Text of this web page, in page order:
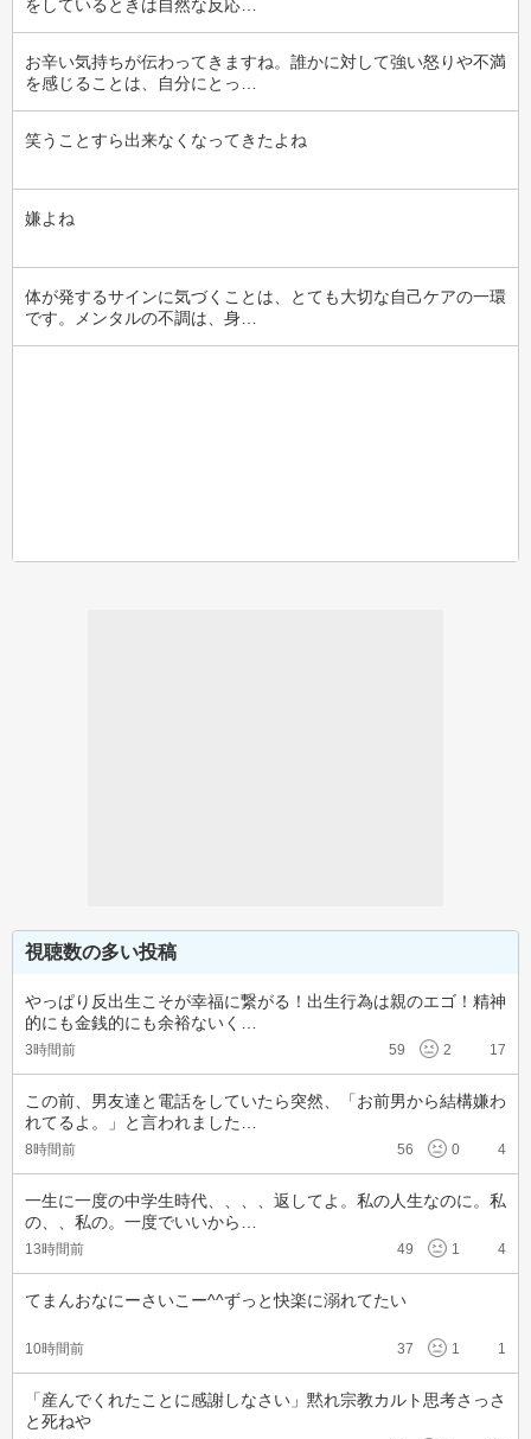
をしているときは自然な反応…
お辛い気持ちが伝わってきますね。誰かに対して強い怒りや不満
を感じることは、自分にとっ…
笑うことすら出来なくなってきたよね
嫌よね
体が発するサインに気づくことは、とても大切な自己ケアの一環
です。メンタルの不調は、身…
視聴数の多い投稿
やっぱり反出生こそが幸福に繋がる！出生行為は親のエゴ！精神
的にも金銭的にも余裕ないく…
3時間前 59 2 17
この前、男友達と電話をしていたら突然、「お前男から結構嫌わ
れてるよ。」と言われました…
8時間前 56 0 4
一生に一度の中学生時代、、、、返してよ。私の人生なのに。私
の、、私の。一度でいいから…
13時間前 49 1 4
てまんおなにーさいこー^^ずっと快楽に溺れてたい
10時間前 37 1 1
「産んでくれたことに感謝しなさい」黙れ宗教カルト思考さっさ
と死ねや